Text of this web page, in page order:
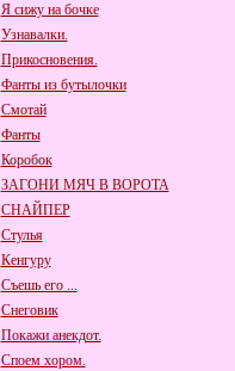
Я сижу на бочке
Узнавалки.
Прикосновения.
Фанты из бутылочки
Смотай
Фанты
Коробок
ЗАГОНИ МЯЧ В ВОРОТА
СНАЙПЕР
Стулья
Кенгуру
Съешь его ...
Снеговик
Покажи анекдот.
Споем хором.